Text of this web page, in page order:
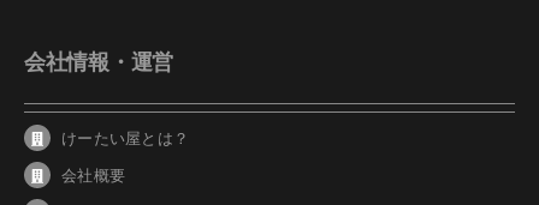
会社情報・運営
けーたい屋とは？
会社概要